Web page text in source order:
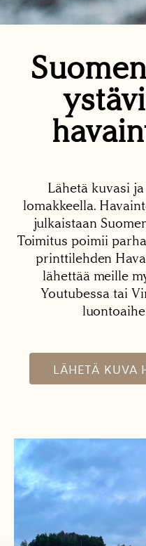
Lähetä kuvasi
lomakkeella.
julkaistaan
Toimitus poimii
printtilehden
lähettää meille
Youtubessa tai
LÄHETÄ KUVA